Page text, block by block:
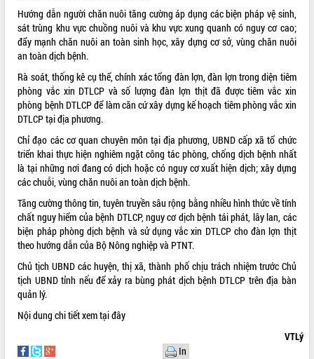
Trailer Lễ hội Sầu riêng Đắk Lắk năm
2026
Khám bệnh, cấp phát thuốc miễn phí
và tặng quà người dân xã Cư Pui
Hội nghị UBND tỉnh Đắk Lắk thường kỳ
tháng 7/2026
Lễ truy tặng danh hiệu “Bà Mẹ Việt
Nam Anh hùng” và trao Huân chương
Lao động
UBND tỉnh Đắk Lắk triển khai nhiệm
Kỳ họp thứ Hai, Hội đồng nhân dân
tỉnh khóa XI quyết nghị nhiều nội dung
quan trọng
Bí thư Tỉnh ủy Lương Nguyễn Minh
cách mạng
ALBUM ẢNH
LIÊN KẾT WEB
Hướng dẫn người chăn nuôi tăng cường áp dụng các biện pháp vệ sinh,
sát trùng khu vực chuồng nuôi và khu vực xung quanh có nguy cơ cao;
đẩy mạnh chăn nuôi an toàn sinh học, xây dựng cơ sở, vùng chăn nuôi
an toàn dịch bệnh.
Rà soát, thống kê cụ thể, chính xác tổng đàn lợn, đàn lợn trong diện tiêm
phòng vắc xin DTLCP và số lượng đàn lợn thịt đã được tiêm vắc xin
phòng bệnh DTLCP để làm căn cứ xây dựng kế hoạch tiêm phòng vắc xin
DTLCP tại địa phương.
Chỉ đạo các cơ quan chuyên môn tại địa phương, UBND cấp xã tổ chức
triển khai thực hiện nghiêm ngặt công tác phòng, chống dịch bệnh nhất
là tại những nơi đang có dịch hoặc có nguy cơ xuất hiện dịch; xây dựng
các chuỗi, vùng chăn nuôi an toàn dịch bệnh.
Tăng cường thông tin, tuyên truyền sâu rộng bằng nhiều hình thức về tính
chất nguy hiểm của bệnh DTLCP, nguy cơ dịch bệnh tái phát, lây lan, các
biện pháp phòng dịch bệnh và sử dụng vắc xin DTLCP cho đàn lợn thịt
theo hướng dẫn của Bộ Nông nghiệp và PTNT.
Chủ tịch UBND các huyện, thị xã, thành phố chịu trách nhiệm trước Chủ
tịch UBND tỉnh nếu để xảy ra bùng phát dịch bệnh DTLCP trên địa bàn
quản lý.
Nội dung chi tiết xemtại đây
VTLý
In